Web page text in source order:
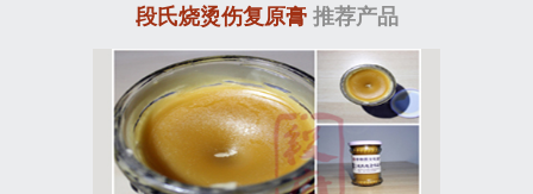
段氏烧烫伤复原膏推荐产品